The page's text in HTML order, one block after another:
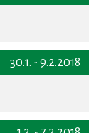
30.1. - 9.2.2018